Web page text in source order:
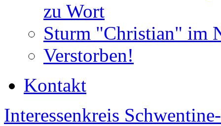
zu Wort
Sturm "Christian" im
Verstorben!
Kontakt
Interessenkreis